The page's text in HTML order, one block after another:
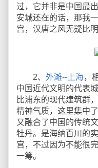
过，它并非是中国最
安城还在的话，那我
宫，汉唐之风无疑比
2、 外滩--上海，
中国近代文明的代表
比浦东的现代建筑群
精神气质，这里集中
又融合了中国的传统
牡丹。是海纳百川的
宫，不过因为不能很
一筹。